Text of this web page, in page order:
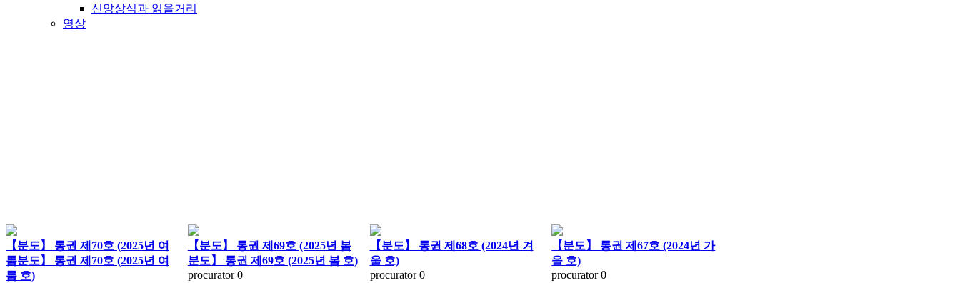
신앙상식과 읽을거리
영상
【분도】 통권 제70호 (2025년 여
름분도】 통권 제70호 (2025년 여
름 호)
【분도】 통권 제69호 (2025년 봄
분도】 통권 제69호 (2025년 봄 호)
procurator 0
【분도】 통권 제68호 (2024년 겨
울 호)
procurator 0
【분도】 통권 제67호 (2024년 가
을 호)
procurator 0